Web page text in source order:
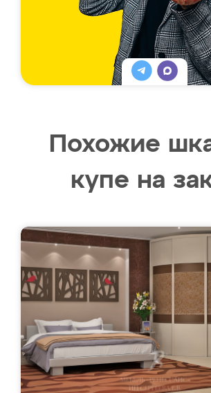
Похожие
купе на